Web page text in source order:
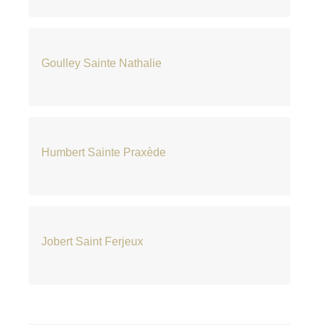
Goulley Sainte Nathalie
Humbert Sainte Praxède
Jobert Saint Ferjeux